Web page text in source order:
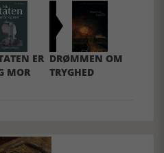
ER
MOR
DRØMMEN OM
TRYGHED